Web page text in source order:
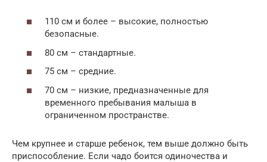
110 см и более – высокие, полностью
безопасные.
80 см – стандартные.
75 см – средние.
70 см – низкие, предназначенные для
временного пребывания малыша в
ограниченном пространстве.
Чем крупнее и старше ребенок, тем выше должно быть
приспособление. Если чадо боится одиночества и